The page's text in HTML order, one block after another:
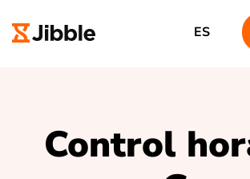
ES
Control